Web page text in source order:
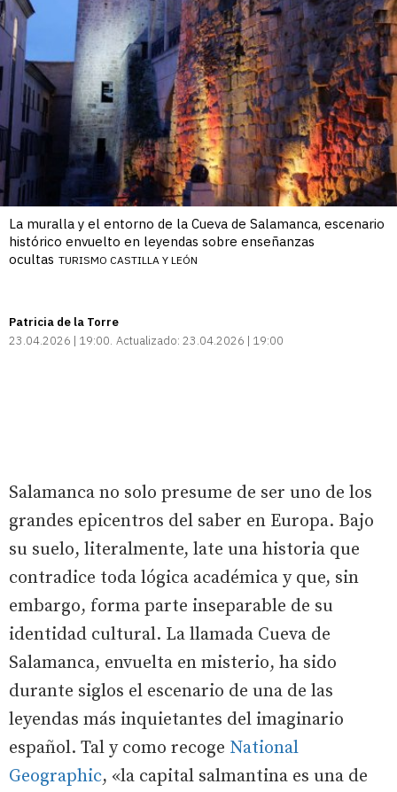
La muralla y el entorno de la Cueva de Salamanca, escenario
histórico envuelto en leyendas sobre enseñanzas
ocultas TURISMO CASTILLA Y LEÓN
Patricia de la Torre
23.04.2026 | 19:00 Actualizado: 23.04.2026 | 19:00
Salamanca no solo presume de ser uno de los
grandes epicentros del saber en Europa. Bajo
su suelo, literalmente, late una historia que
contradice toda lógica académica y que, sin
embargo, forma parte inseparable de su
identidad cultural. La llamada Cueva de
Salamanca, envuelta en misterio, ha sido
durante siglos el escenario de una de las
leyendas más inquietantes del imaginario
español. Tal y como recoge National
Geographic, «la capital salmantina es una de